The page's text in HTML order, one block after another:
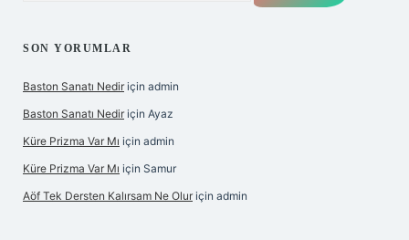
SON YORUMLAR
Baston Sanatı Nedir için admin
Baston Sanatı Nedir için Ayaz
Küre Prizma Var Mı için admin
Küre Prizma Var Mı için Samur
Aöf Tek Dersten Kalırsam Ne Olur için admin